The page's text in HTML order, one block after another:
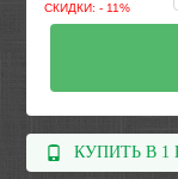
СКИДКИ: - 11%
КУПИТЬ В 1